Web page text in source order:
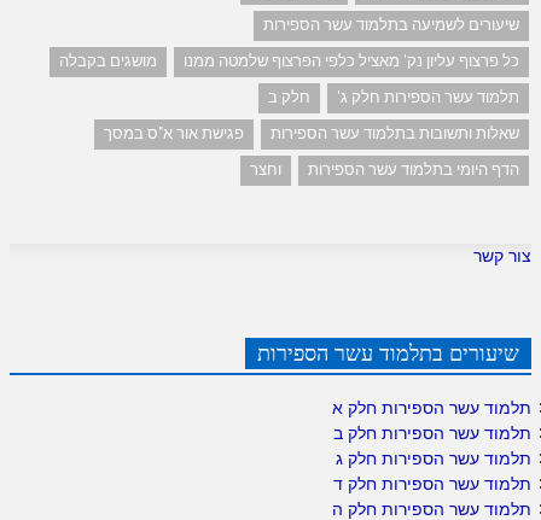
שיעורים לשמיעה בתלמוד עשר הספירות
כל פרצוף עליון נק' מאציל כלפי הפרצוף שלמטה ממנו
מושגים בקבלה
תלמוד עשר הספירות חלק ג'
חלק ב
שאלות ותשובות בתלמוד עשר הספירות
פגישת אור א"ס במסך
הדף היומי בתלמוד עשר הספירות
וחצר
צור קשר
שיעורים בתלמוד עשר הספירות
תלמוד עשר הספירות חלק א
תלמוד עשר הספירות חלק ב
תלמוד עשר הספירות חלק ג
תלמוד עשר הספירות חלק ד
תלמוד עשר הספירות חלק ה